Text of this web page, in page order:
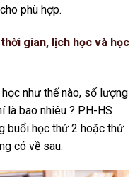
phù hợp.
gian, lịch học và học
như thế nào, số lượng
là bao nhiêu ? PH-HS
buổi học thứ 2 hoặc thứ
có về sau.